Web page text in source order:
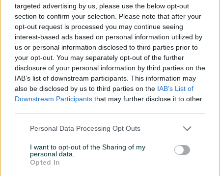
targeted advertising by us, please use the below opt-out
section to confirm your selection. Please note that after your
opt-out request is processed you may continue seeing
interest-based ads based on personal information utilized by
us or personal information disclosed to third parties prior to
your opt-out. You may separately opt-out of the further
disclosure of your personal information by third parties on the
IAB’s list of downstream participants. This information may
also be disclosed by us to third parties on the IAB’s List of
Downstream Participants that may further disclose it to other
Personal Data Processing Opt Outs
I want to opt-out of the Sharing of my
personal data.
Opted In
Uknjiženo / ZK
Video nadzor
Blindirana vrata
Voda
Alarm
Datum objave 19.01.2024